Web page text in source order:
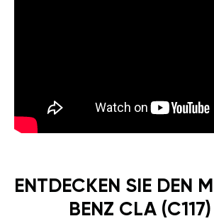
ENTDECKEN SIE DEN
BENZ CLA